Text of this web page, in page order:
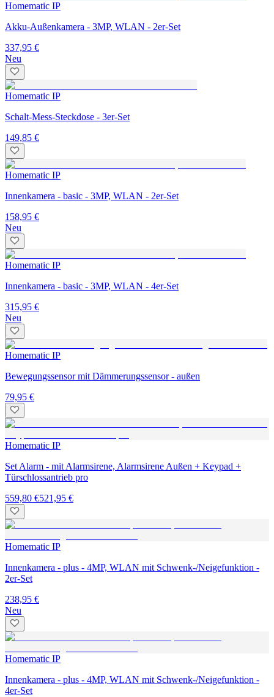
Homematic IP
Akku-Außenkamera - 3MP, WLAN - 2er-Set
337,95 €
Neu
Homematic IP
Schalt-Mess-Steckdose - 3er-Set
149,85 €
Homematic IP
Innenkamera - basic - 3MP, WLAN - 2er-Set
158,95 €
Neu
Homematic IP
Innenkamera - basic - 3MP, WLAN - 4er-Set
315,95 €
Neu
Homematic IP
Bewegungssensor mit Dämmerungssensor - außen
79,95 €
Homematic IP
Set Alarm - mit Alarmsirene, Alarmsirene Außen + Keypad +
Türschlossantrieb pro
559,80 €521,95 €
Homematic IP
Innenkamera - plus - 4MP, WLAN mit Schwenk-/Neigefunktion -
2er-Set
238,95 €
Neu
Homematic IP
Innenkamera - plus - 4MP, WLAN mit Schwenk-/Neigefunktion -
4er-Set